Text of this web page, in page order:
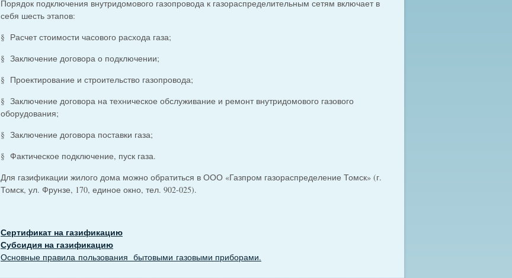
Порядок подключения внутридомового газопровода к газораспределительным сетям включает в
себя шесть этапов:
§ Расчет стоимости часового расхода газа;
§ Заключение договора о подключении;
§ Проектирование и строительство газопровода;
§ Заключение договора на техническое обслуживание и ремонт внутридомового газового
оборудования;
§ Заключение договора поставки газа;
§ Фактическое подключение, пуск газа.
Для газификации жилого дома можно обратиться в ООО «Газпром газораспределение Томск» (г.
Томск, ул. Фрунзе, 170, единое окно, тел. 902-025).
Сертификат на газификацию
Субсидия на газификацию
Основные правила пользования бытовыми газовыми приборами.